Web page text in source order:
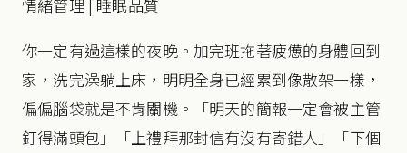
情緒管理 | 睡眠品質
你一定有過這樣的夜晚。加完班拖著疲憊的身體回到
家，洗完澡躺上床，明明全身已經累到像散架一樣，
偏偏腦袋就是不肯關機。「明天的簡報一定會被主管
釘得滿頭包」「上禮拜那封信有沒有寄錯人」「下個